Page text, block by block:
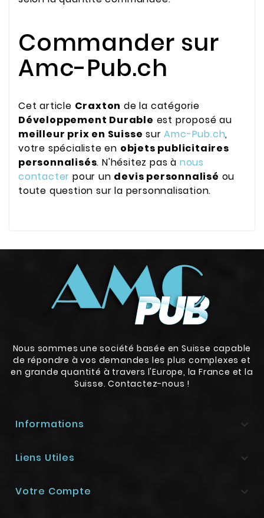
Commander sur
Amc-Pub.ch
Cet article Craxton de la catégorie
Développement Durable est proposé au
meilleur prix en Suisse surAmc-Pub.ch,
votre spécialiste en objets publicitaires
personnalisés. N'hésitez pas à nous
contacter pour un devis personnalisé ou
toute question sur la personnalisation.
Nous sommes une société basée en Suisse capable
de répondre à vos demandes les plus complexes et
en grande quantité à travers l'Europe, la France et la
Suisse. Contactez-nous !
Informations 
Liens Utiles 
Votre Compte 